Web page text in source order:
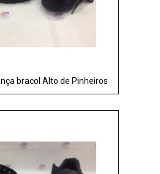
bracol Alto de Pinheiros